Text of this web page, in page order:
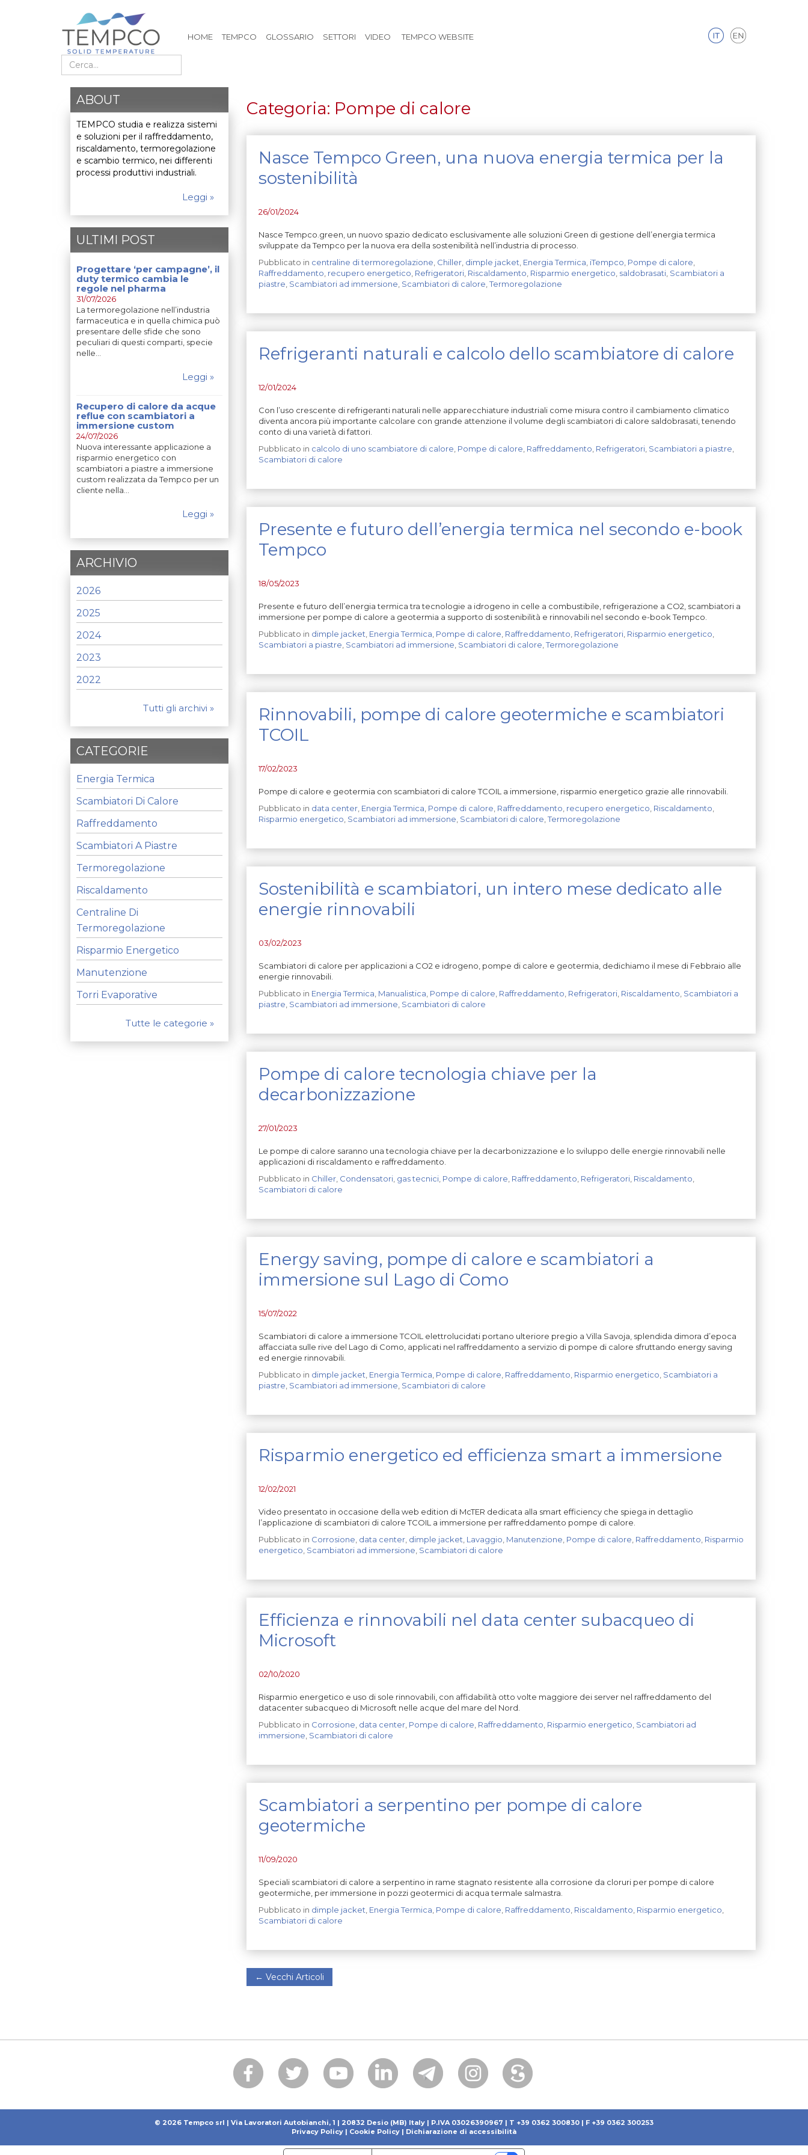
HOME TEMPCO GLOSSARIO SETTORI VIDEO TEMPCO WEBSITE
Cerca nel sito
Categoria: Pompe di calore
Nasce Tempco Green, una nuova energia termica per la
sostenibilità
26/01/2024
Nasce Tempco.green, un nuovo spazio dedicato esclusivamente alle soluzioni Green di gestione dell’energia termica
sviluppate da Tempco per la nuova era della sostenibilità nell’industria di processo.
Pubblicato in centraline di termoregolazione Chiller, dimple jacket Energia Termica iTempco Pompe di calore
Raffreddamento recupero energetico Refrigeratori, Riscaldamento Risparmio energetico saldobrasati, Scambiatori a
piastre Scambiatori ad immersione Scambiatori di calore ,Termoregolazione
Refrigeranti naturali e calcolo dello scambiatore di calore
12/01/2024
Con l’uso crescente di refrigeranti naturali nelle apparecchiature industriali come misura contro il cambiamento climatico
diventa ancora più importante calcolare con grande attenzione il volume degli scambiatori di calore saldobrasati, tenendo
conto di una varietà di fattori.
Pubblicato in calcolo di uno scambiatore di calore Pompe di calore Raffreddamento Refrigeratori, Scambiatori a piastre
Scambiatori di calore
Presente e futuro dell’energia termica nel secondo e-book
Tempco
18/05/2023
Presente e futuro dell’energia termica tra tecnologie a idrogeno in celle a combustibile, refrigerazione a CO2, scambiatori a
immersione per pompe di calore a geotermia a supporto di sostenibilità e rinnovabili nel secondo e-book Tempco.
Pubblicato in dimple jacket Energia Termica Pompe di calore Raffreddamento Refrigeratori, Risparmio energetico
Scambiatori a piastre Scambiatori ad immersione Scambiatori di calore ,Termoregolazione
Rinnovabili, pompe di calore geotermiche e scambiatori
TCOIL
17/02/2023
Pompe di calore e geotermia con scambiatori di calore TCOIL a immersione, risparmio energetico grazie alle rinnovabili.
Pubblicato in data center, Energia Termica Pompe di calore Raffreddamento recupero energetico Riscaldamento
Risparmio energetico Scambiatori ad immersione Scambiatori di calore ,Termoregolazione
Sostenibilità e scambiatori, un intero mese dedicato alle
energie rinnovabili
03/02/2023
Scambiatori di calore per applicazioni a CO2 e idrogeno, pompe di calore e geotermia, dedichiamo il mese di Febbraio alle
energie rinnovabili.
Pubblicato in Energia Termica Manualistica Pompe di calore Raffreddamento Refrigeratori, Riscaldamento Scambiatori a
piastre Scambiatori ad immersione Scambiatori di calore
Pompe di calore tecnologia chiave per la
decarbonizzazione
27/01/2023
Le pompe di calore saranno una tecnologia chiave per la decarbonizzazione e lo sviluppo delle energie rinnovabili nelle
applicazioni di riscaldamento e raffreddamento.
Pubblicato in Chiller, Condensatori, gas tecnici, Pompe di calore Raffreddamento Refrigeratori, Riscaldamento
Scambiatori di calore
Energy saving, pompe di calore e scambiatori a
immersione sul Lago di Como
15/07/2022
Scambiatori di calore a immersione TCOIL elettrolucidati portano ulteriore pregio a Villa Savoja, splendida dimora d’epoca
affacciata sulle rive del Lago di Como, applicati nel raffreddamento a servizio di pompe di calore sfruttando energy saving
ed energie rinnovabili.
Pubblicato in dimple jacket Energia Termica Pompe di calore Raffreddamento Risparmio energetico Scambiatori a
piastre Scambiatori ad immersione Scambiatori di calore
Risparmio energetico ed efficienza smart a immersione
12/02/2021
Video presentato in occasione della web edition di McTER dedicata alla smart efficiency che spiega in dettaglio
l’applicazione di scambiatori di calore TCOIL a immersione per raffreddamento pompe di calore.
Pubblicato in Corrosione data center, dimple jacket Lavaggio Manutenzione Pompe di calore Raffreddamento Risparmio
energetico Scambiatori ad immersione Scambiatori di calore
Efficienza e rinnovabili nel data center subacqueo di
Microsoft
02/10/2020
Risparmio energetico e uso di sole rinnovabili, con affidabilità otto volte maggiore dei server nel raffreddamento del
datacenter subacqueo di Microsoft nelle acque del mare del Nord.
Pubblicato in Corrosione data center, Pompe di calore Raffreddamento Risparmio energetico Scambiatori ad
immersione Scambiatori di calore
Scambiatori a serpentino per pompe di calore
geotermiche
11/09/2020
Speciali scambiatori di calore a serpentino in rame stagnato resistente alla corrosione da cloruri per pompe di calore
geotermiche, per immersione in pozzi geotermici di acqua termale salmastra.
Pubblicato in dimple jacket Energia Termica Pompe di calore Raffreddamento Riscaldamento Risparmio energetico
Scambiatori di calore
← Vecchi Articoli
ABOUT
TEMPCO studia e realizza sistemi
e soluzioni per il raffreddamento,
riscaldamento, termoregolazione
e scambio termico, nei differenti
processi produttivi industriali.
Leggi »
ULTIMI POST
Progettare ‘per campagne’, il
duty termico cambia le
regole nel pharma
31/07/2026
La termoregolazione nell’industria
farmaceutica e in quella chimica può
presentare delle sfide che sono
peculiari di questi comparti, specie
nelle…
Leggi »
Recupero di calore da acque
reflue con scambiatori a
immersione custom
24/07/2026
Nuova interessante applicazione a
risparmio energetico con
scambiatori a piastre a immersione
custom realizzata da Tempco per un
cliente nella…
Leggi »
ARCHIVIO
2026
2025
2024
2023
2022
Tutti gli archivi »
CATEGORIE
Energia Termica
Scambiatori Di Calore
Raffreddamento
Scambiatori A Piastre
Termoregolazione
Riscaldamento
Centraline Di
Termoregolazione
Risparmio Energetico
Manutenzione
Torri Evaporative
Tutte le categorie »
© 2026 Tempco srl | Via Lavoratori Autobianchi, 1 | 20832 Desio (MB) Italy | P.IVA 03026390967 | T +39 0362 300830 | F +39 0362 300253
Privacy Policy | Cookie Policy | Dichiarazione di accessibilità